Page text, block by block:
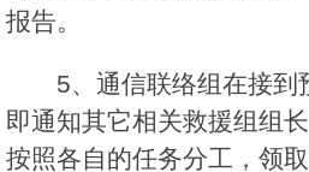
报告。
5、通信联络组在接到
即通知其它相关救援组组
按照各自的任务分工，领